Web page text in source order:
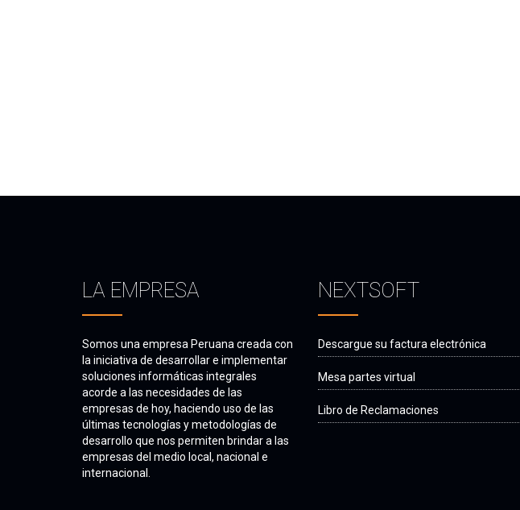
LA EMPRESA
Somos una empresa Peruana creada con
la iniciativa de desarrollar e implementar
soluciones informáticas integrales
acorde a las necesidades de las
empresas de hoy, haciendo uso de las
últimas tecnologías y metodologías de
desarrollo que nos permiten brindar a las
empresas del medio local, nacional e
internacional.
NEXTSOFT
Descargue su factura electrónica
Mesa partes virtual
Libro de Reclamaciones